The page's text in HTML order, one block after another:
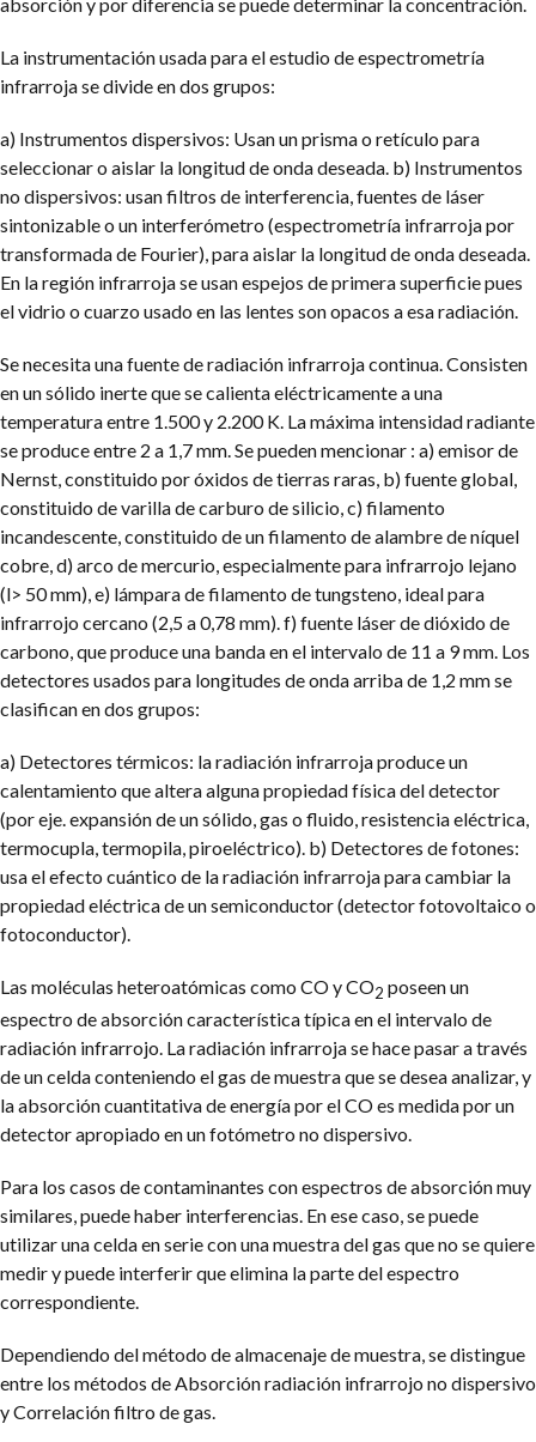
La instrumentación usada para el estudio de espectrometría
infrarroja se divide en dos grupos:
a) Instrumentos dispersivos: Usan un prisma o retículo para
seleccionar o aislar la longitud de onda deseada. b) Instrumentos
no dispersivos: usan filtros de interferencia, fuentes de láser
sintonizable o un interferómetro (espectrometría infrarroja por
transformada de Fourier), para aislar la longitud de onda deseada.
En la región infrarroja se usan espejos de primera superficie pues
el vidrio o cuarzo usado en las lentes son opacos a esa radiación.
Se necesita una fuente de radiación infrarroja continua. Consisten
en un sólido inerte que se calienta eléctricamente a una
temperatura entre 1.500 y 2.200 K. La máxima intensidad radiante
se produce entre 2 a 1,7 mm. Se pueden mencionar : a) emisor de
Nernst, constituido por óxidos de tierras raras, b) fuente global,
constituido de varilla de carburo de silicio, c) filamento
incandescente, constituido de un filamento de alambre de níquel
cobre, d) arco de mercurio, especialmente para infrarrojo lejano
(l> 50 mm), e) lámpara de filamento de tungsteno, ideal para
infrarrojo cercano (2,5 a 0,78 mm). f) fuente láser de dióxido de
carbono, que produce una banda en el intervalo de 11 a 9 mm. Los
detectores usados para longitudes de onda arriba de 1,2 mm se
clasifican en dos grupos:
a) Detectores térmicos: la radiación infrarroja produce un
calentamiento que altera alguna propiedad física del detector
(por eje. expansión de un sólido, gas o fluido, resistencia eléctrica,
termocupla, termopila, piroeléctrico). b) Detectores de fotones:
usa el efecto cuántico de la radiación infrarroja para cambiar la
propiedad eléctrica de un semiconductor (detector fotovoltaico o
fotoconductor).
Las moléculas heteroatómicas como CO y CO2 poseen un
espectro de absorción característica típica en el intervalo de
radiación infrarrojo. La radiación infrarroja se hace pasar a través
de un celda conteniendo el gas de muestra que se desea analizar, y
la absorción cuantitativa de energía por el CO es medida por un
detector apropiado en un fotómetro no dispersivo.
Para los casos de contaminantes con espectros de absorción muy
similares, puede haber interferencias. En ese caso, se puede
utilizar una celda en serie con una muestra del gas que no se quiere
medir y puede interferir que elimina la parte del espectro
correspondiente.
Dependiendo del método de almacenaje de muestra, se distingue
entre los métodos de Absorción radiación infrarrojo no dispersivo
y Correlación filtro de gas.